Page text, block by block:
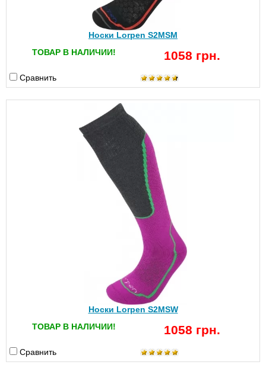
Носки Lorpen S2MSM
ТОВАР В НАЛИЧИИ!
1058 грн.
Сравнить
Носки Lorpen S2MSW
ТОВАР В НАЛИЧИИ!
1058 грн.
Сравнить